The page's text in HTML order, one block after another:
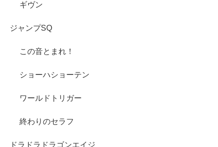
ギヴン
ジャンプSQ
この音とまれ！
ショーハショーテン
ワールドトリガー
終わりのセラフ
ドラドラドラゴンエイジ